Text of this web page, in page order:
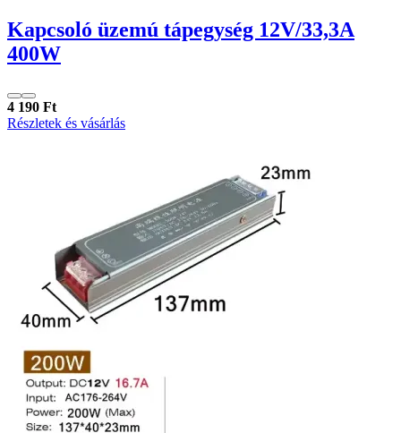
Kapcsoló üzemú tápegység 12V/33,3A
400W
4 190 Ft
Részletek és vásárlás